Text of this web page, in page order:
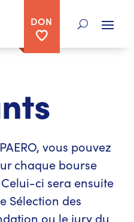
DON
vous pouvez
chaque bourse
ci sera ensuite
Sélection des
ou le jury du